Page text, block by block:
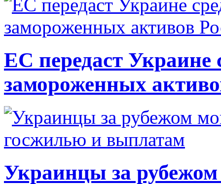
ЕС передаст Украине
замороженных
Украинцы за рубежом